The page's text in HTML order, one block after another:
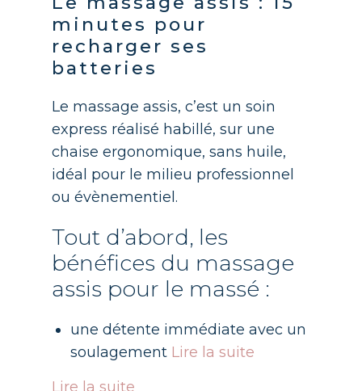
minutes pour
recharger ses
batteries
Le massage assis, c’est un soin
express réalisé habillé, sur une
chaise ergonomique, sans huile,
idéal pour le milieu professionnel
ou évènementiel.
Tout d’abord, les
bénéfices du massage
assis pour le massé :
une détente immédiate avec un
soulagement Lire la suite
Lire la suite